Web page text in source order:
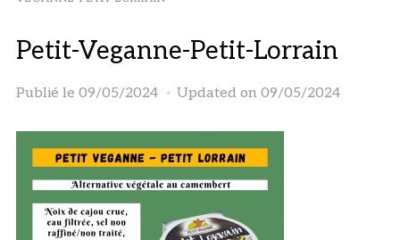
Petit-Veganne-Petit-Lorrain
Publié le 09/05/2024 Updated on 09/05/2024